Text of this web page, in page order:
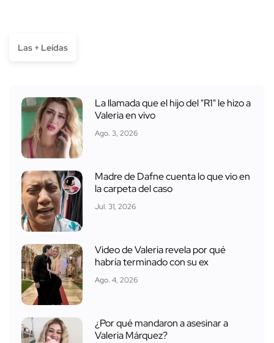
Las + Leídas
La llamada que el hijo del "R1" le hizo a
Valeria en vivo
Ago. 3, 2026
Madre de Dafne cuenta lo que vio en
la carpeta del caso
Jul. 31, 2026
Video de Valeria revela por qué
habría terminado con su ex
Ago. 4, 2026
¿Por qué mandaron a asesinar a
Valeria Márquez?